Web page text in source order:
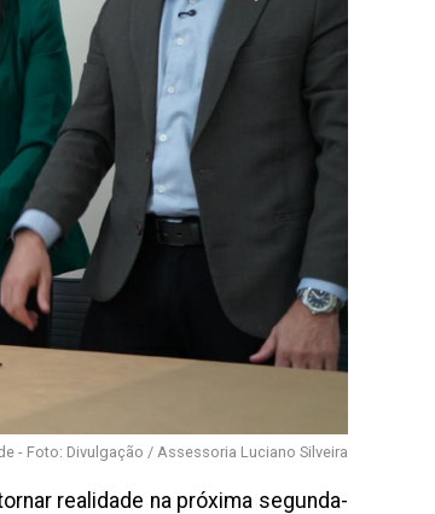
- Foto: Divulgação / Assessoria Luciano Silveira
realidade na próxima segunda-